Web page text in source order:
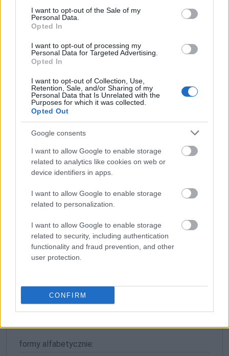
consent section.
I want to opt-out of the Sale of my
Personal Data.
Opted In
I want to opt-out of processing my
Personal Data for Targeted Advertising.
Opted In
I want to opt-out of Collection, Use,
Retention, Sale, and/or Sharing of my
Personal Data that Is Unrelated with the
Purposes for which it was collected.
Opted Out
Google consents
I want to allow Google to enable storage
related to analytics like cookies on web or
device identifiers in apps.
I want to allow Google to enable storage
related to personalization.
I want to allow Google to enable storage
related to security, including authentication
functionality and fraud prevention, and other
user protection.
CONFIRM
forumkolejowe.pl, 23.12.2012
Moderator
społeczności może: moderować wpisy i
komentarze, na przykład przypinać wpisy, aby je
wyróżnić, bądź usuwać obraźliwe wpisy; zapraszać
do niej innych użytkowników; zatwierdzać prośby o
dołączenie; blokować i usuwać użytkowników;
edytować informacje o społeczności; zrezygnować z
rolimoderatora
support.google.com, 30.09.2017
Sieć słów
forum; grupy
Gramatyka
rzeczownikrodzaj męskoosobowyodmienny
formy alfabetycznie: